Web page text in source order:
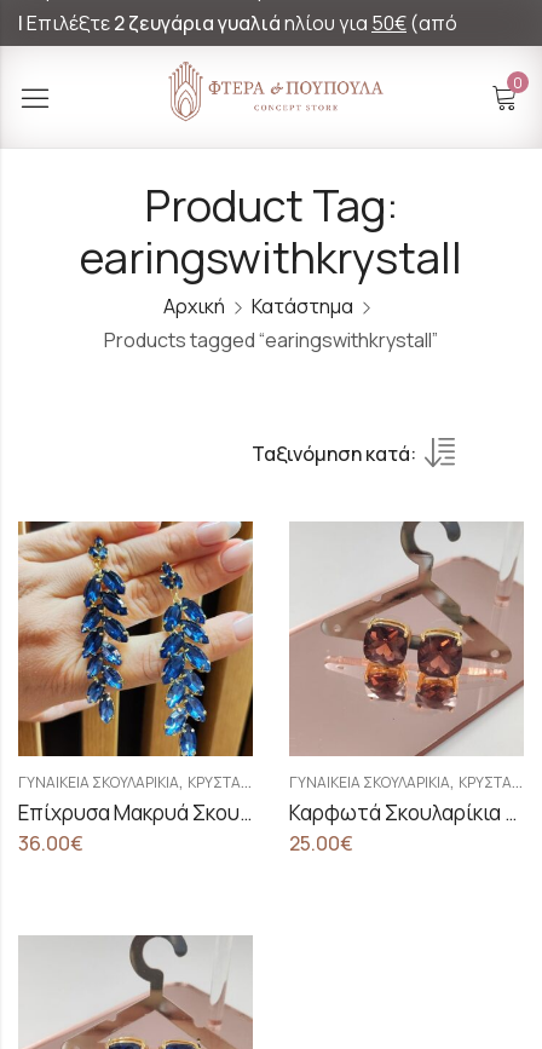
|Επιλέξτε2 ζευγάρια γυαλιάηλίου για 50€(από
0
Product Tag:
earingswithkrystall
Αρχική
Κατάστημα
Products tagged “earingswithkrystall”
Ταξινόμηση κατά:
ΓΥΝΑΙΚΕΊΑ ΣΚΟΥΛΑΡΊΚΙΑ, ΚΡΥΣΤΆΛΛΙΝΑ ΣΚΟΥΛΑΡΊΚΙΑ
Επίχρυσα Μακρυά Σκουλαρίκια Σε Σχέδιο Φύλλα
36.00€
ΓΥΝΑΙΚΕΊΑ ΣΚΟΥΛΑΡΊΚΙΑ, ΚΡΥΣΤΆΛΛΙΝΑ ΣΚΟΥΛΑΡΊΚΙΑ
Καρφωτά Σκουλαρίκια Με Κρύσταλλα Swarovski Σε Χρώμα Μπορντό – Καφέ
25.00€